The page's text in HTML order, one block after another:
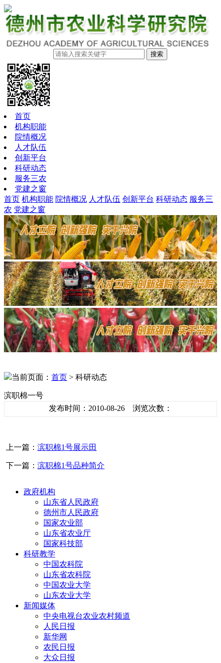
搜索
首页
机构职能
院情概况
人才队伍
创新平台
科研动态
服务三农
党建之窗
首页 机构职能 院情概况 人才队伍 创新平台 科研动态 服务三
农 党建之窗
当前页面： 首页 > 科研动态
滨职棉一号
发布时间：2010-08-26 浏览次数：
上一篇： 滨职棉1号展示田
下一篇： 滨职棉1号品种简介
政府机构
山东省人民政府
德州市人民政府
国家农业部
山东省农业厅
国家科技部
科研教学
中国农科院
山东省农科院
中国农业大学
山东农业大学
新闻媒体
中央电视台农业农村频道
人民日报
新华网
农民日报
大众日报